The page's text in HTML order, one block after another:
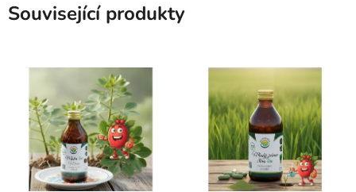
Související produkty